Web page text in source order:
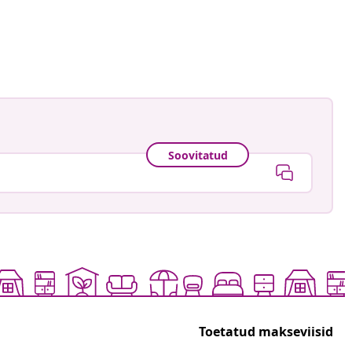
Soovitatud
Toetatud makseviisid